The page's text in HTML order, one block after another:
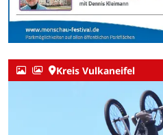
Kreis Vulkaneifel